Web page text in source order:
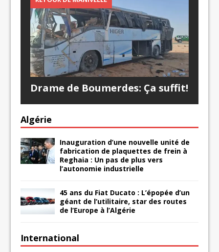
Drame de Boumerdes: Ça suffit!
Algérie
Inauguration d’une nouvelle unité de
fabrication de plaquettes de frein à
Reghaia : Un pas de plus vers
l’autonomie industrielle
45 ans du Fiat Ducato : L’épopée d’un
géant de l’utilitaire, star des routes
de l’Europe à l’Algérie
International